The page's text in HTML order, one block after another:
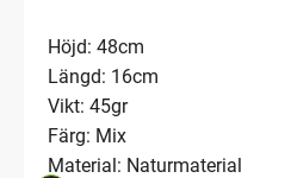
Höjd: 48cm
Längd: 16cm
Vikt: 45gr
Färg: Mix
Material: Naturmaterial